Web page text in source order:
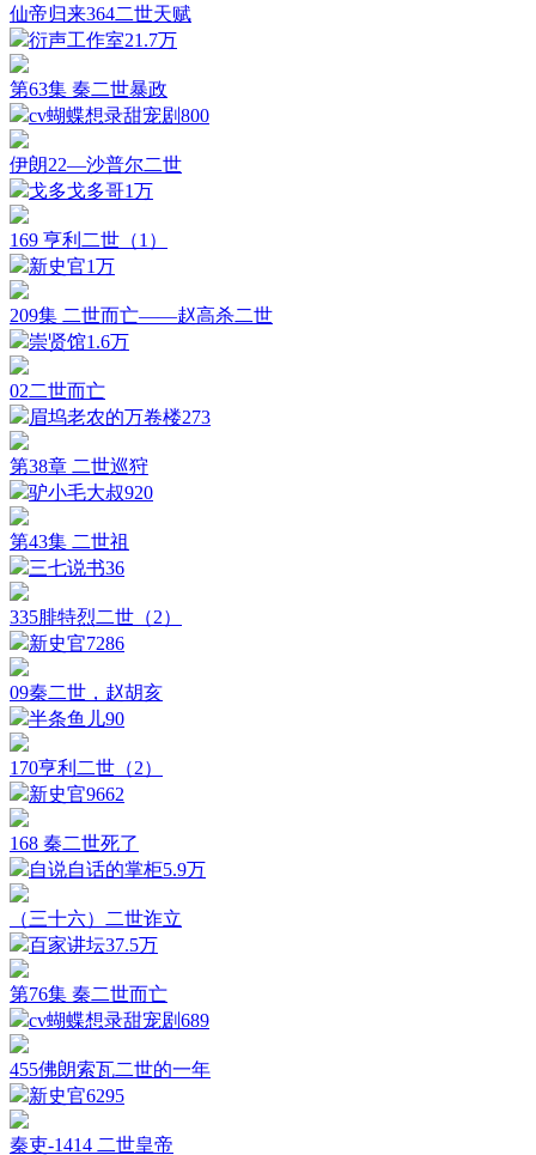
仙帝归来364二世天赋
衍声工作室21.7万
第63集 秦二世暴政
cv蝴蝶想录甜宠剧800
伊朗22—沙普尔二世
戈多戈多哥1万
169 亨利二世（1）
新史官1万
209集 二世而亡——赵高杀二世
崇贤馆1.6万
02二世而亡
眉坞老农的万卷楼273
第38章 二世巡狩
驴小毛大叔920
第43集 二世祖
三七说书36
335腓特烈二世（2）
新史官7286
09秦二世，赵胡亥
半条鱼儿90
170亨利二世（2）
新史官9662
168 秦二世死了
自说自话的掌柜5.9万
（三十六）二世诈立
百家讲坛37.5万
第76集 秦二世而亡
cv蝴蝶想录甜宠剧689
455佛朗索瓦二世的一年
新史官6295
秦吏-1414 二世皇帝